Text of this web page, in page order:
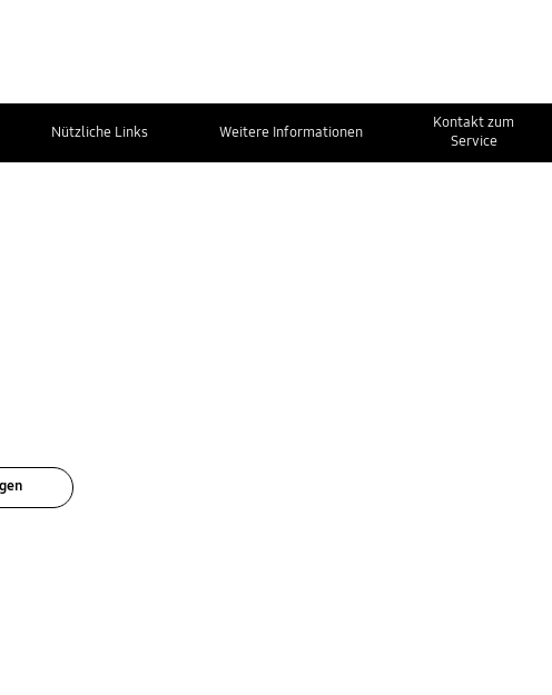
Nützliche Links Weitere Informationen
Kontakt zum
Service